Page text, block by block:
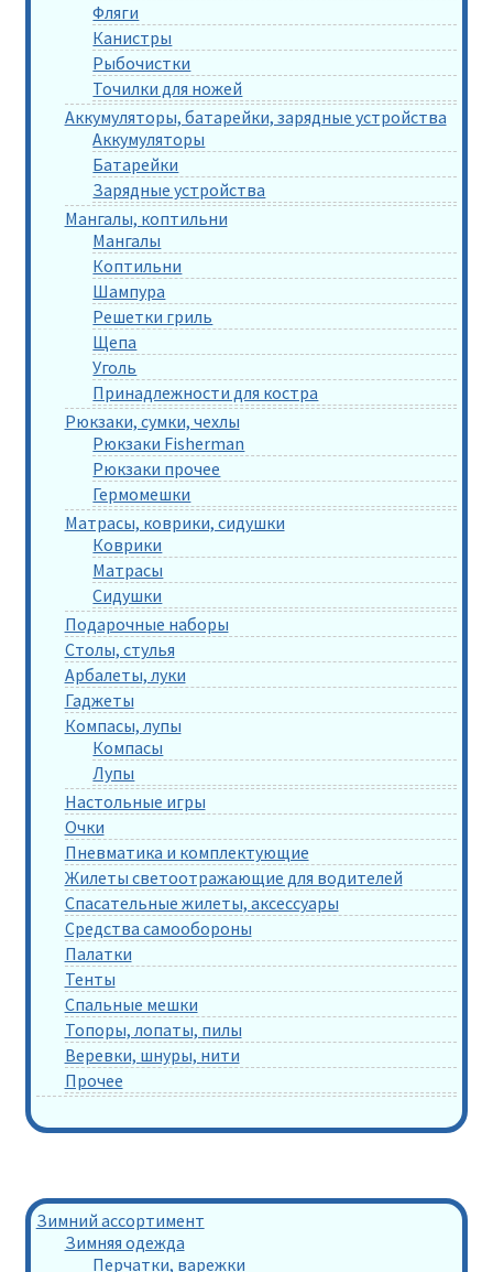
Фляги
Канистры
Рыбочистки
Точилки для ножей
Аккумуляторы, батарейки, зарядные устройства
Аккумуляторы
Батарейки
Зарядные устройства
Мангалы, коптильни
Мангалы
Коптильни
Шампура
Решетки гриль
Щепа
Уголь
Принадлежности для костра
Рюкзаки, сумки, чехлы
Рюкзаки Fisherman
Рюкзаки прочее
Гермомешки
Матрасы, коврики, сидушки
Коврики
Матрасы
Сидушки
Подарочные наборы
Столы, стулья
Арбалеты, луки
Гаджеты
Компасы, лупы
Компасы
Лупы
Настольные игры
Очки
Пневматика и комплектующие
Жилеты светоотражающие для водителей
Спасательные жилеты, аксессуары
Средства самообороны
Палатки
Тенты
Спальные мешки
Топоры, лопаты, пилы
Веревки, шнуры, нити
Прочее
Зимний ассортимент
Зимняя одежда
Перчатки, варежки